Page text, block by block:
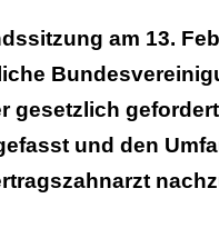
am 13.
gesetzlich
und den